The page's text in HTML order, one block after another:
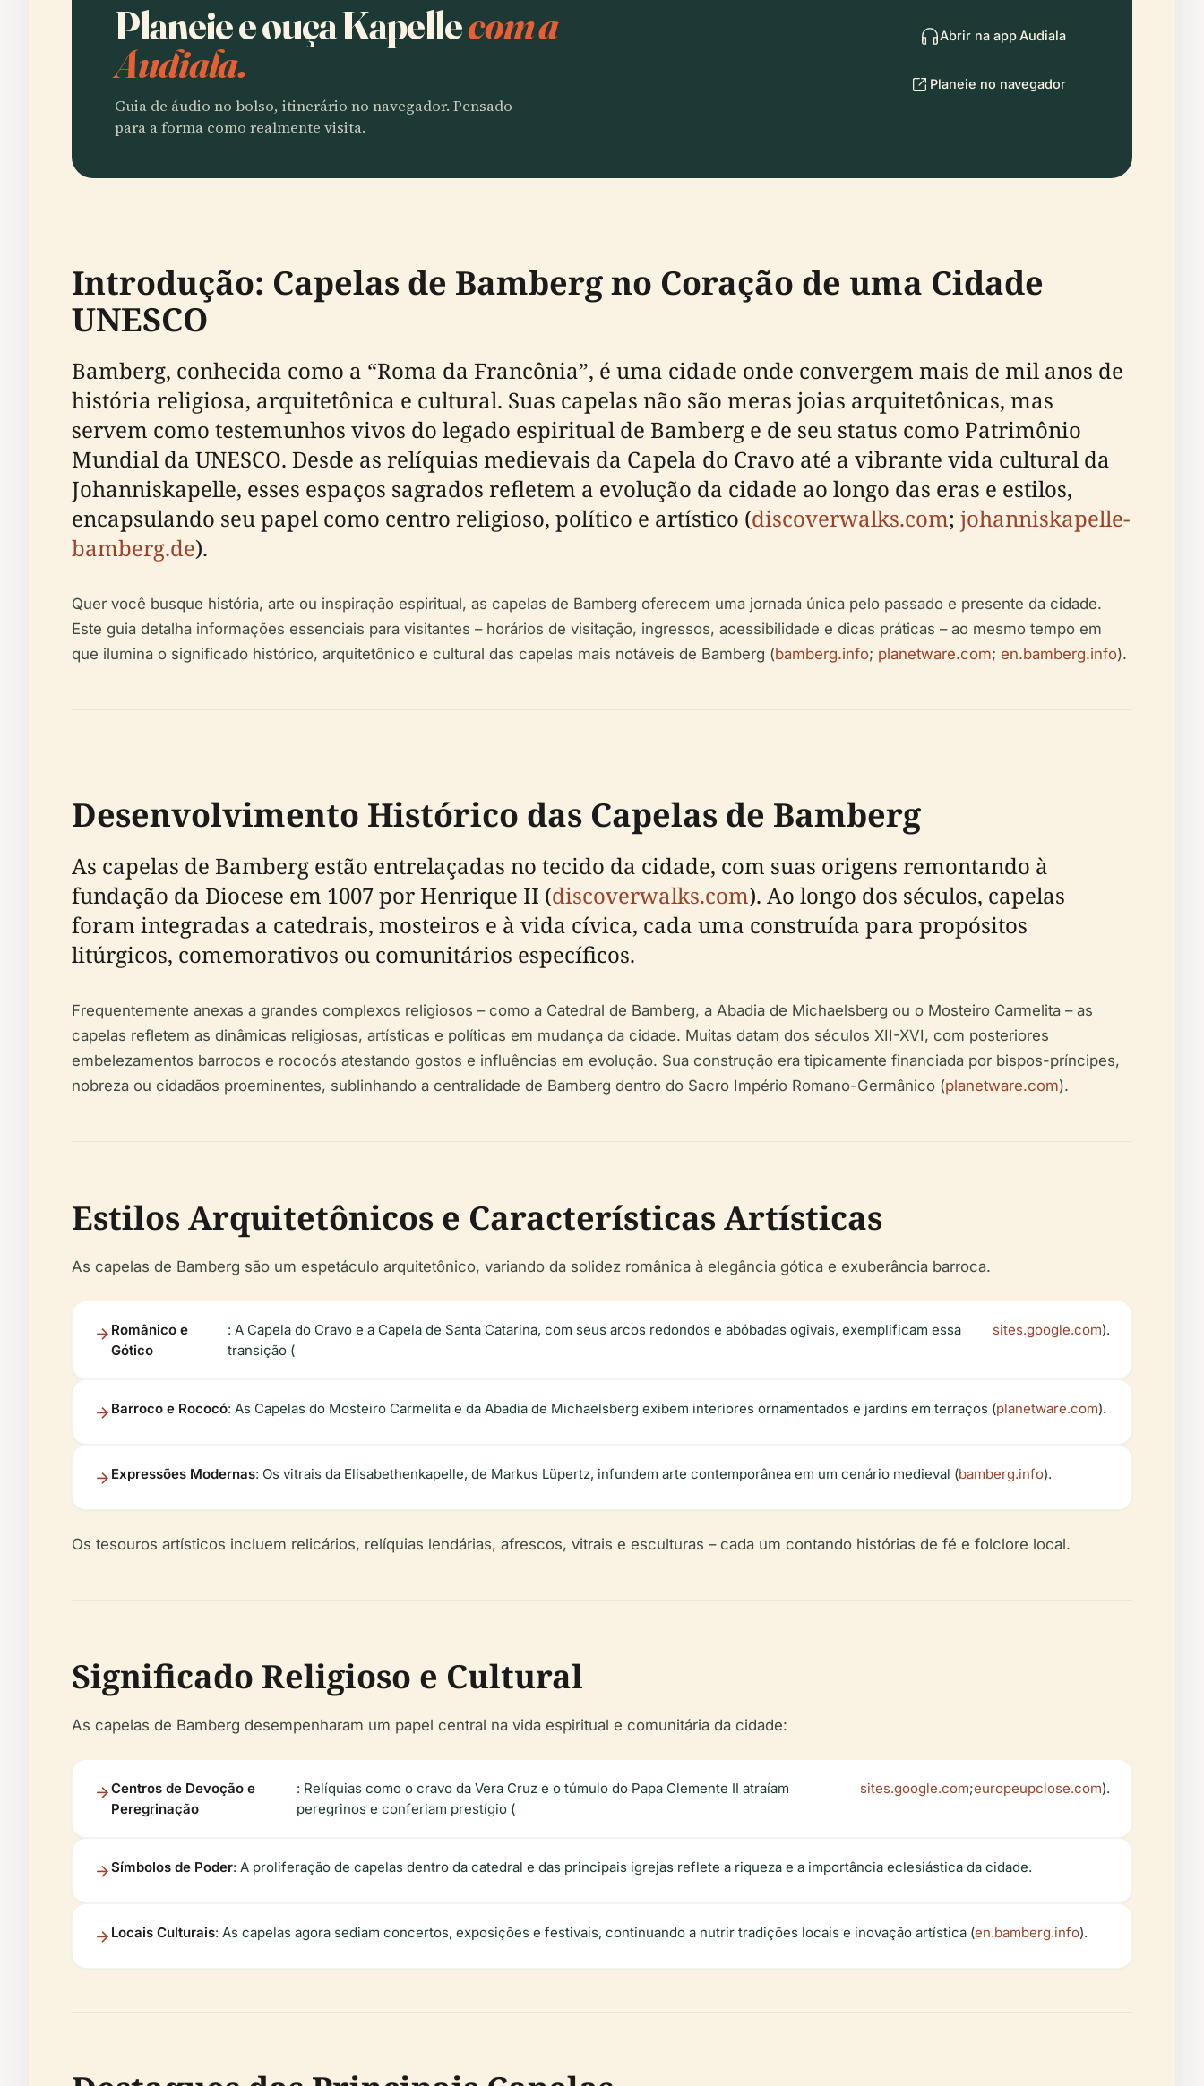
Planeie e ouça Kapellecom a
Audiala.
Guia de áudio no bolso, itinerário no navegador. Pensado
para a forma como realmente visita.
Abrir na app Audiala
Planeie no navegador
Introdução: Capelas de Bamberg no Coração de uma Cidade
UNESCO
Bamberg, conhecida como a “Roma da Francônia”, é uma cidade onde convergem mais de mil anos de
história religiosa, arquitetônica e cultural. Suas capelas não são meras joias arquitetônicas, mas
servem como testemunhos vivos do legado espiritual de Bamberg e de seu status como Patrimônio
Mundial da UNESCO. Desde as relíquias medievais da Capela do Cravo até a vibrante vida cultural da
Johanniskapelle, esses espaços sagrados refletem a evolução da cidade ao longo das eras e estilos,
encapsulando seu papel como centro religioso, político e artístico (discoverwalks.com; johanniskapelle-
bamberg.de).
Quer você busque história, arte ou inspiração espiritual, as capelas de Bamberg oferecem uma jornada única pelo passado e presente da cidade.
Este guia detalha informações essenciais para visitantes – horários de visitação, ingressos, acessibilidade e dicas práticas – ao mesmo tempo em
que ilumina o significado histórico, arquitetônico e cultural das capelas mais notáveis de Bamberg (bamberg.info; planetware.com; en.bamberg.info).
Desenvolvimento Histórico das Capelas de Bamberg
As capelas de Bamberg estão entrelaçadas no tecido da cidade, com suas origens remontando à
fundação da Diocese em 1007 por Henrique II (discoverwalks.com). Ao longo dos séculos, capelas
foram integradas a catedrais, mosteiros e à vida cívica, cada uma construída para propósitos
litúrgicos, comemorativos ou comunitários específicos.
Frequentemente anexas a grandes complexos religiosos – como a Catedral de Bamberg, a Abadia de Michaelsberg ou o Mosteiro Carmelita – as
capelas refletem as dinâmicas religiosas, artísticas e políticas em mudança da cidade. Muitas datam dos séculos XII-XVI, com posteriores
embelezamentos barrocos e rococós atestando gostos e influências em evolução. Sua construção era tipicamente financiada por bispos-príncipes,
nobreza ou cidadãos proeminentes, sublinhando a centralidade de Bamberg dentro do Sacro Império Romano-Germânico (planetware.com).
Estilos Arquitetônicos e Características Artísticas
As capelas de Bamberg são um espetáculo arquitetônico, variando da solidez românica à elegância gótica e exuberância barroca.
Românico e
Gótico
: A Capela do Cravo e a Capela de Santa Catarina, com seus arcos redondos e abóbadas ogivais, exemplificam essa
transição (
sites.google.com).
Barroco e Rococó: As Capelas do Mosteiro Carmelita e da Abadia de Michaelsberg exibem interiores ornamentados e jardins em terraços (planetware.com).
Expressões Modernas: Os vitrais da Elisabethenkapelle, de Markus Lüpertz, infundem arte contemporânea em um cenário medieval (bamberg.info).
Os tesouros artísticos incluem relicários, relíquias lendárias, afrescos, vitrais e esculturas – cada um contando histórias de fé e folclore local.
Significado Religioso e Cultural
As capelas de Bamberg desempenharam um papel central na vida espiritual e comunitária da cidade:
Centros de Devoção e
Peregrinação
: Relíquias como o cravo da Vera Cruz e o túmulo do Papa Clemente II atraíam
peregrinos e conferiam prestígio (
sites.google.com;europeupclose.com).
Símbolos de Poder: A proliferação de capelas dentro da catedral e das principais igrejas reflete a riqueza e a importância eclesiástica da cidade.
Locais Culturais: As capelas agora sediam concertos, exposições e festivais, continuando a nutrir tradições locais e inovação artística (en.bamberg.info).